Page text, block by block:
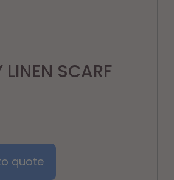
LINEN SCARF
quote